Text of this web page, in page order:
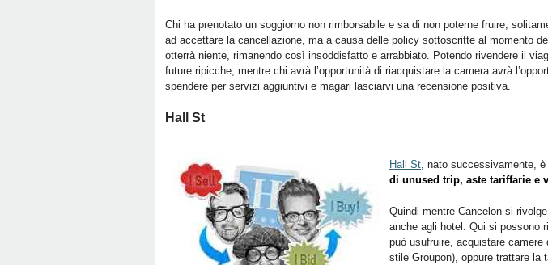
Chi ha prenotato un soggiorno non rimborsabile e sa di non poterne fruire,
ad accettare la cancellazione, ma a causa delle policy sottoscritte al momento
otterrà niente, rimanendo così insoddisfatto e arrabbiato. Potendo rivendere il
future ripicche, mentre chi avrà l’opportunità di riacquistare la camera avrà
spendere per servizi aggiuntivi e magari lasciarvi una recensione positiva.
Hall St
Hall St, nato successivamente, è
di unused trip, aste tariffarie e
Quindi mentre Cancelon si
anche agli hotel. Qui si possono
può usufruire, acquistare
stile Groupon), oppure trattare la